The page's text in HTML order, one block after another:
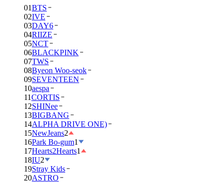
01BTS
02IVE
03DAY6
04RIIZE
05NCT
06BLACKPINK
07TWS
08Byeon Woo-seok
09SEVENTEEN
10aespa
11CORTIS
12SHINee
13BIGBANG
14ALPHA DRIVE ONE)
15NewJeans2
16Park Bo-gum1
17Hearts2Hearts1
18IU2
19Stray Kids
20ASTRO